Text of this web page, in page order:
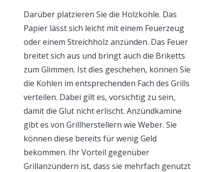
Darüber platzieren Sie die Holzkohle. Das
Papier lässt sich leicht mit einem Feuerzeug
oder einem Streichholz anzünden. Das Feuer
breitet sich aus und bringt auch die Briketts
zum Glimmen. Ist dies geschehen, können Sie
die Kohlen im entsprechenden Fach des Grills
verteilen. Dabei gilt es, vorsichtig zu sein,
damit die Glut nicht erlischt. Anzündkamine
gibt es von Grillherstellern wie Weber. Sie
können diese bereits für wenig Geld
bekommen. Ihr Vorteil gegenüber
Grillanzündern ist, dass sie mehrfach genutzt